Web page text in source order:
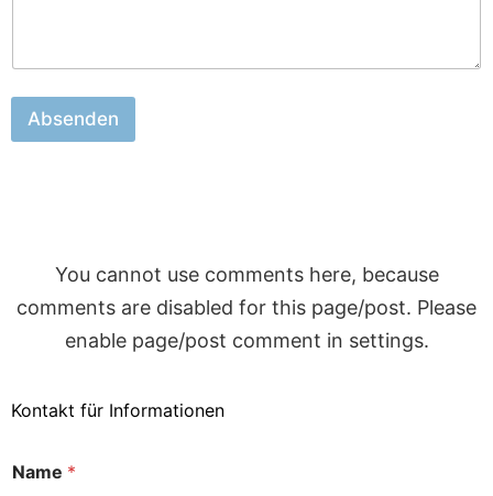
Absenden
You cannot use comments here, because
comments are disabled for this page/post. Please
enable page/post comment in settings.
Kontakt für Informationen
Name *